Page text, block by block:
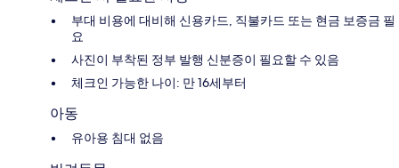
부대 비용에 대비해 신용카드, 직불카드 또는 현금 보증금 필
요
사진이 부착된 정부 발행 신분증이 필요할 수 있음
체크인 가능한 나이: 만 16세부터
아동
유아용 침대 없음